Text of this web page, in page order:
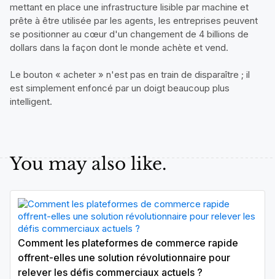
mettant en place une infrastructure lisible par machine et
prête à être utilisée par les agents, les entreprises peuvent
se positionner au cœur d'un changement de 4 billions de
dollars dans la façon dont le monde achète et vend.
Le bouton « acheter » n'est pas en train de disparaître ; il
est simplement enfoncé par un doigt beaucoup plus
intelligent.
You may also like.
Comment les plateformes de commerce rapide
offrent-elles une solution révolutionnaire pour
relever les défis commerciaux actuels ?